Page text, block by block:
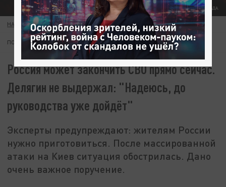
КОЛЛАЖ ЦАРЬГРАДА.
НАТАЛЬЯ СТОЛИЧНАЯ 03 ИЮНЯ 08:00
ПОДПИШИТЕСЬ:
Россия может закончить СВО прямо сейчас.
Делягин не выдержал: "Надеюсь, до
руководства уже дойдёт"
Эксперты предупреждают: жителям России
нужно приготовиться. После массированной
атаки на Киев ситуация обострилась. Дано
очень важное поручение.